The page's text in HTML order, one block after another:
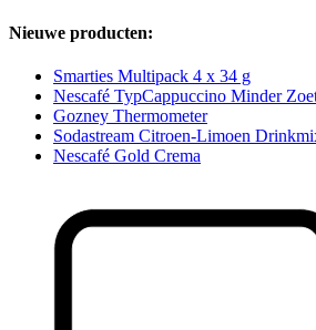
Nieuwe producten:
Smarties Multipack 4 x 34 g
Nescafé TypCappuccino Minder
Gozney Thermometer
Sodastream Citroen-Limoen
Nescafé Gold Crema